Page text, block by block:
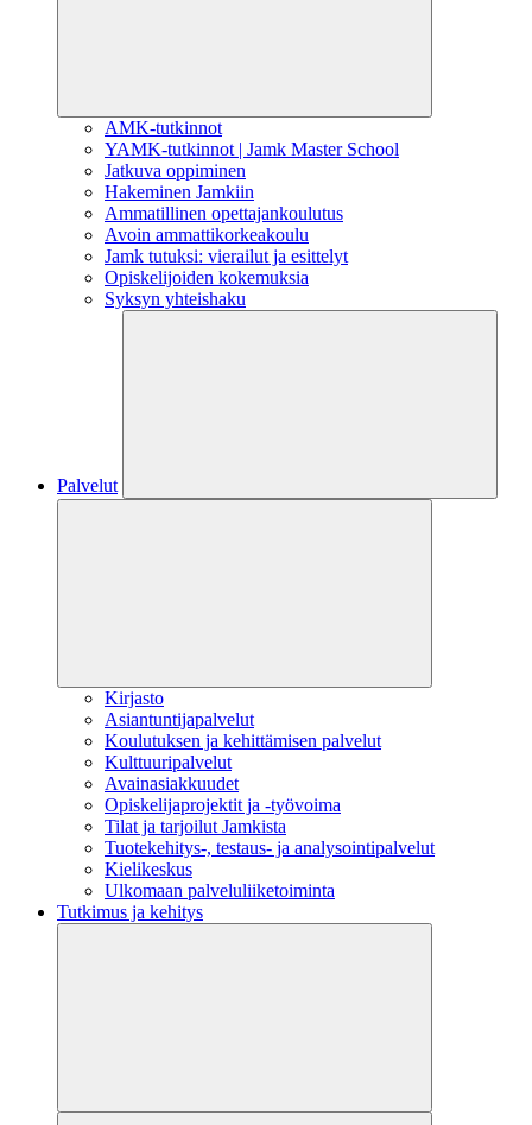
AMK-tutkinnot
YAMK-tutkinnot | Jamk Master School
Jatkuva oppiminen
Hakeminen Jamkiin
Ammatillinen opettajankoulutus
Avoin ammattikorkeakoulu
Jamk tutuksi: vierailut ja esittelyt
Opiskelijoiden kokemuksia
Syksyn yhteishaku
Palvelut
Kirjasto
Asiantuntijapalvelut
Koulutuksen ja kehittämisen palvelut
Kulttuuripalvelut
Avainasiakkuudet
Opiskelijaprojektit​ ja -työvoima
Tilat ja tarjoilut Jamkista
Tuotekehitys-, testaus- ja analysointipalvelut
Kielikeskus
Ulkomaan palveluliiketoiminta
Tutkimus ja kehitys